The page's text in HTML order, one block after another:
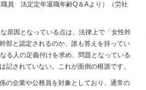
職員 法定定年退職年齢Q＆Aより）（労社
原因となっている点は、法律上で「女性幹
部と認定されるのか、誰も答えを持ってい
る人の定義付けを求め、問題となっている
されていない。これが面倒の根源です。
の企業や公務員を対象としており、通常の